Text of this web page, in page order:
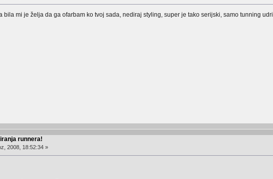
bila mi je želja da ga ofarbam ko tvoj sada, nediraj styling, super je tako serijski, samo tunning udri
runnera!
2008, 18:52:34 »